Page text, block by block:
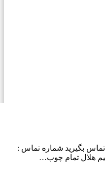
تماس بگیرید شماره تماس :